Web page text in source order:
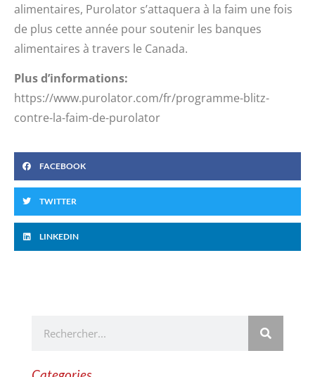
alimentaires, Purolator s’attaquera à la faim une fois
de plus cette année pour soutenir les banques
alimentaires à travers le Canada.
Plus d’informations:
https://www.purolator.com/fr/programme-blitz-
contre-la-faim-de-purolator
FACEBOOK
TWITTER
LINKEDIN